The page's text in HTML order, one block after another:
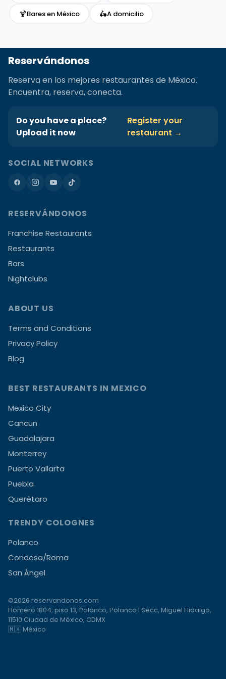
🍹Bares en México 🛵A domicilio
Reservándonos
Reserva en los mejores restaurantes de México.
Encuentra, reserva, conecta.
Do you have a place?
Upload it now
Register your
restaurant →
SOCIAL NETWORKS
RESERVÁNDONOS
Franchise Restaurants
Restaurants
Bars
Nightclubs
ABOUT US
Terms and Conditions
Privacy Policy
Blog
BEST RESTAURANTS IN MEXICO
Mexico City
Cancun
Guadalajara
Monterrey
Puerto Vallarta
Puebla
Querétaro
TRENDY COLOGNES
Polanco
Condesa/Roma
San Ángel
©2026 reservandonos.com
Homero 1804, piso 13, Polanco, Polanco I Secc, Miguel Hidalgo,
11510 Ciudad de México, CDMX
🇲🇽 México